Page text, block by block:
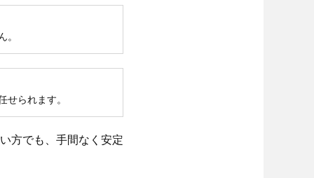
。
せられます。
方でも、手間なく安定